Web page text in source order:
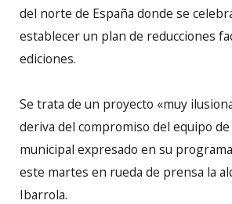
del norte de España donde se
establecer un plan de reducciones
ediciones.
Se trata de un proyecto «muy
deriva del compromiso del equipo
municipal expresado en su
este martes en rueda de prensa la
Ibarrola.